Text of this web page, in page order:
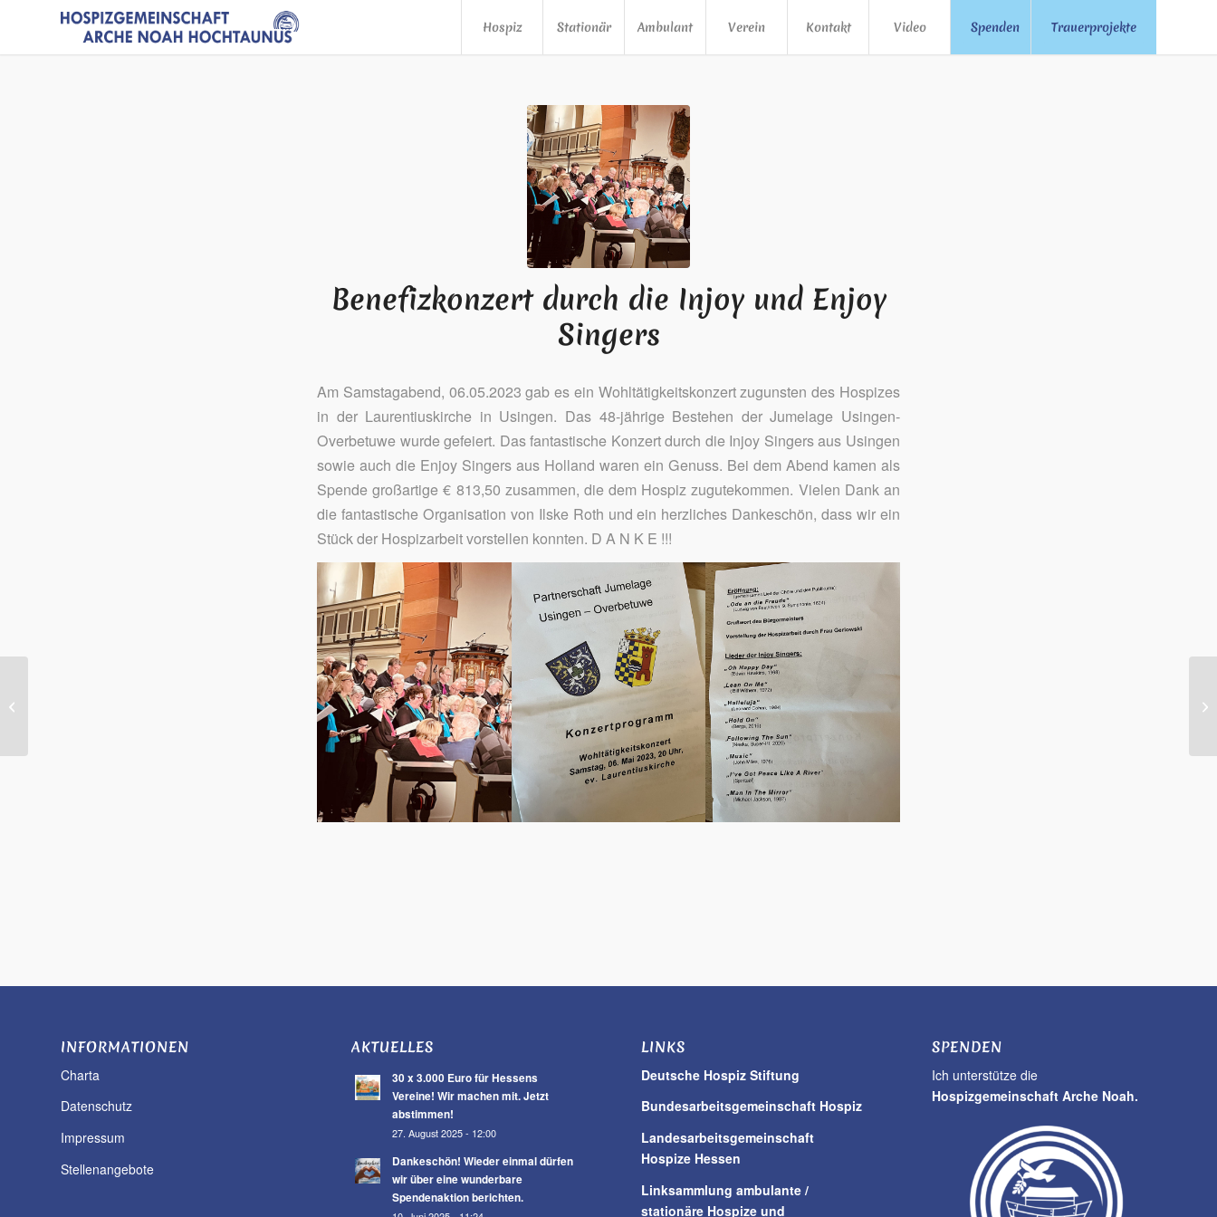
Hospiz Stationär Ambulant Verein Kontakt Video Spenden Trauerprojekte
Benefizkonzert durch die Injoy und Enjoy
Singers
Am Samstagabend, 06.05.2023 gab es ein Wohltätigkeitskonzert zugunsten des Hospizes
in der Laurentiuskirche in Usingen. Das 48-jährige Bestehen der Jumelage Usingen-
Overbetuwe wurde gefeiert. Das fantastische Konzert durch die Injoy Singers aus Usingen
sowie auch die Enjoy Singers aus Holland waren ein Genuss. Bei dem Abend kamen als
Spende großartige € 813,50 zusammen, die dem Hospiz zugutekommen. Vielen Dank an
die fantastische Organisation von Ilske Roth und ein herzliches Dankeschön, dass wir ein
Stück der Hospizarbeit vorstellen konnten. D A N K E !!!
INFORMATIONEN
Charta
Datenschutz
Impressum
Stellenangebote
AKTUELLES
30 x 3.000 Euro für Hessens
Vereine! Wir machen mit. Jetzt
abstimmen!
27. August 2025 - 12:00
Dankeschön! Wieder einmal dürfen
wir über eine wunderbare
Spendenaktion berichten.
LINKS
Deutsche Hospiz Stiftung
Bundesarbeitsgemeinschaft Hospiz
Landesarbeitsgemeinschaft
Hospize Hessen
Linksammlung ambulante /
stationäre Hospize und
SPENDEN
Ich unterstütze die
Hospizgemeinschaft Arche Noah.